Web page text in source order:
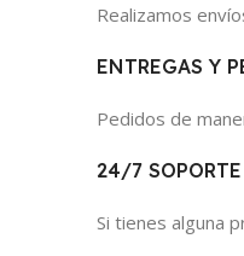
Realizamos
ENTREGAS Y
Pedidos de
24/7 SOPORTE
Si tienes alguna